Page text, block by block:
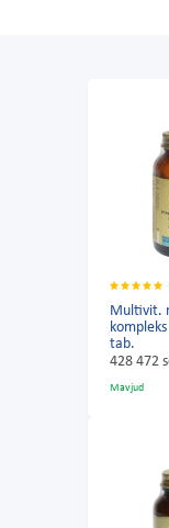
Multivit.
tab.
428 472
Mavjud